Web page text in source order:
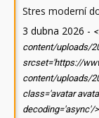
Stres moderní
3 dubna 2026 -
content/uploads/
srcset='https://
content/uploads/
class='avatar
decoding='async'/>